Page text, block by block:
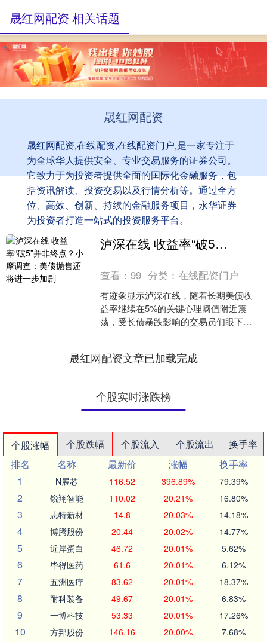
晟红网配资
晟红网配资,在线配资,在线配资门户,是一家专注于
为全球华人提供安全、专业交易服务的证券公司。
它致力于为投资者提供全面的国际化金融服务，包
括资讯解读、投资交易以及行情分析等。通过全方
位、高效、创新、持续的金融服务项目，永华证券
为投资者打造一站式的投资服务平台。
晟红网配资 相关话题
泸深在线 收益率“破5”并非终点？小摩调查：美债抛售还将进一步加剧
查看：99 分类：在线配资门户
有迹象显示泸深在线，随着长期美债收
益率继续在5%的关键心理阈值附近震
荡，受长债暴跌影响的交易员们眼下似
晟红网配资文章已加载完成
个股实时涨跌榜
个股涨幅 个股跌幅 个股流入 个股流出
换手率
排名
名称 最新价 涨幅
换手率
1
N展芯 116.52 396.89% 79.39%
2 锐翔智能 110.02 20.21% 16.80%
3 志特新材 14.8 20.03% 14.18%
4 博腾股份 20.44 20.02% 14.77%
5 近岸蛋白 46.72 20.01% 5.62%
6 毕得医药 61.6 20.01% 6.12%
7 五洲医疗 83.62 20.01% 18.37%
8 耐科装备 49.67 20.01% 6.83%
9 一博科技 53.33 20.01% 17.26%
10 方邦股份 146.16 20.00% 7.68%